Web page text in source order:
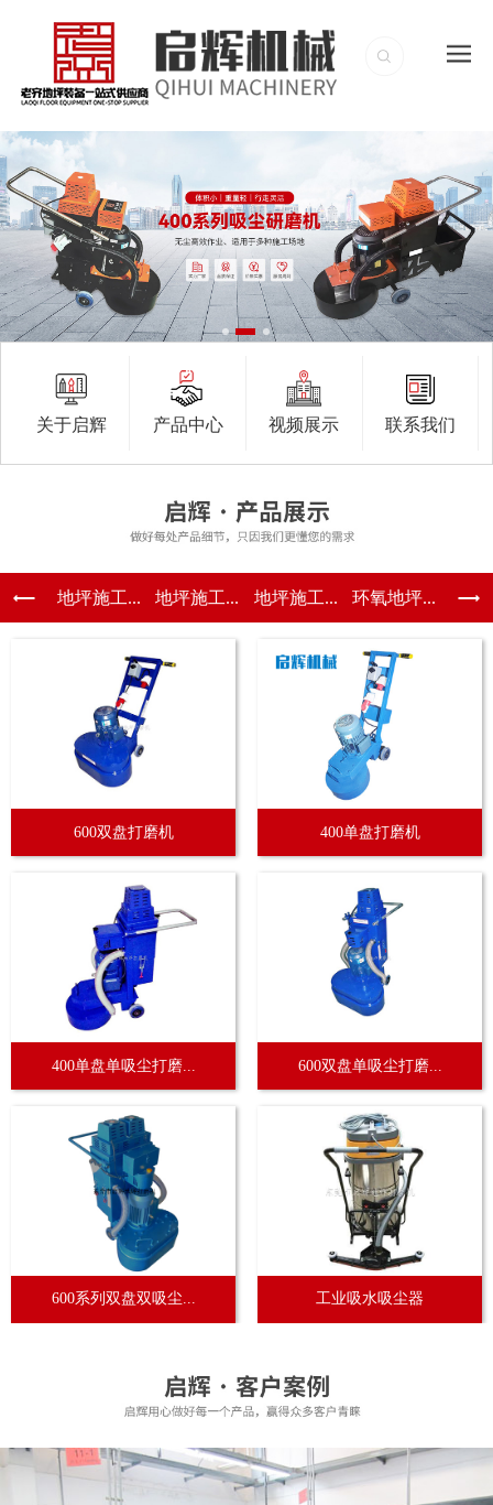
关于启辉 产品中心 视频展示 联系我们
地坪施工... 地坪施工... 地坪施工... 环氧地坪...
600双盘打磨机 400单盘打磨机
400单盘单吸尘打磨... 600双盘单吸尘打磨...
600系列双盘双吸尘... 工业吸水吸尘器